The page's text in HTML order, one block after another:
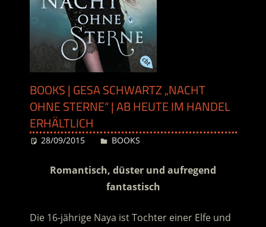
BOOKS | GESA SCHWARTZ „NACHT
OHNE STERNE“ | AB HEUTE IM HANDEL
ERHÄLTLICH
28/09/2015 Desiree
BOOKS
Romantisch, düster und aufregend
fantastisch
Die 16-jährige Naya ist Tochter einer Elfe und